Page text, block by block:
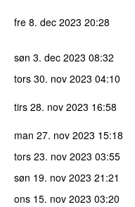
fre 8. dec 2023 20:28
søn 3. dec 2023 08:32
tors 30. nov 2023 04:10
tirs 28. nov 2023 16:58
man 27. nov 2023 15:18
tors 23. nov 2023 03:55
søn 19. nov 2023 21:21
ons 15. nov 2023 03:20